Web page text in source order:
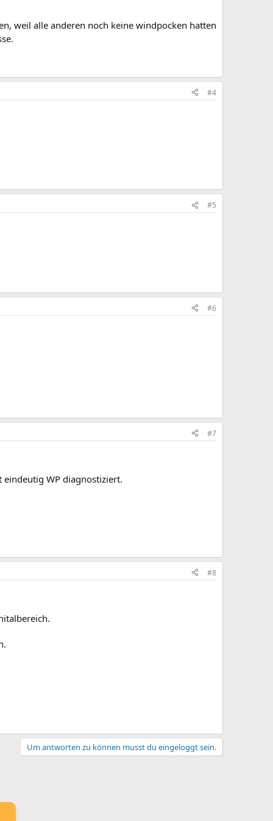
weil alle anderen noch keine windpocken hatten
#4
#5
#6
#7
eindeutig WP diagnostiziert.
#8
Um antworten zu können musst du eingeloggt sein.